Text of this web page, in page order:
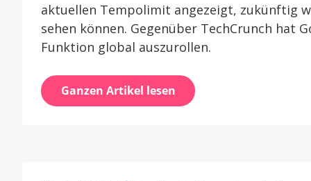
aktuellen Tempolimit angezeigt, zukünftig
sehen können. Gegenüber TechCrunch hat
Funktion global auszurollen.
Ganzen Artikel lesen